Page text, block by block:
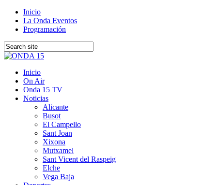
Inicio
La Onda Eventos
Programación
Inicio
On Air
Onda 15 TV
Noticias
Alicante
Busot
El Campello
Sant Joan
Xixona
Mutxamel
Sant Vicent del Raspeig
Elche
Vega Baja